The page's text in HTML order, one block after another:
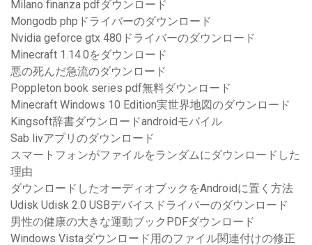
Milano finanza pdfダウンロード
Mongodb phpドライバーのダウンロード
Nvidia geforce gtx 480ドライバーのダウンロード
Minecraft 1.14.0をダウンロード
悪の死んだ急流のダウンロード
Poppleton book series pdf無料ダウンロード
Minecraft Windows 10 Edition実世界地図のダウンロード
Kingsoft辞書ダウンロードandroidモバイル
Sab livアプリのダウンロード
スマートフォンがファイルをランダムにダウンロードした
理由
ダウンロードしたオーディオブックをAndroidに置く方法
Udisk Udisk 2.0 USBデバイスドライバーのダウンロード
男性の健康の大きな運動ブックPDFダウンロード
Windows Vistaダウンロード用のファイル関連付けの修正